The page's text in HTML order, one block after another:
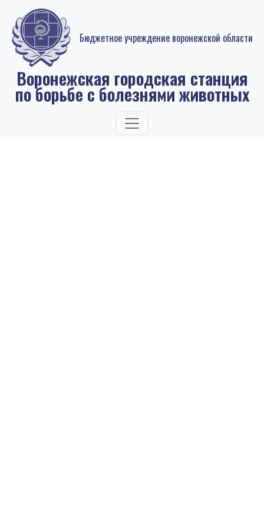
Бюджетное учреждение воронежской области
Воронежская городская станция
по борьбе с болезнями животных